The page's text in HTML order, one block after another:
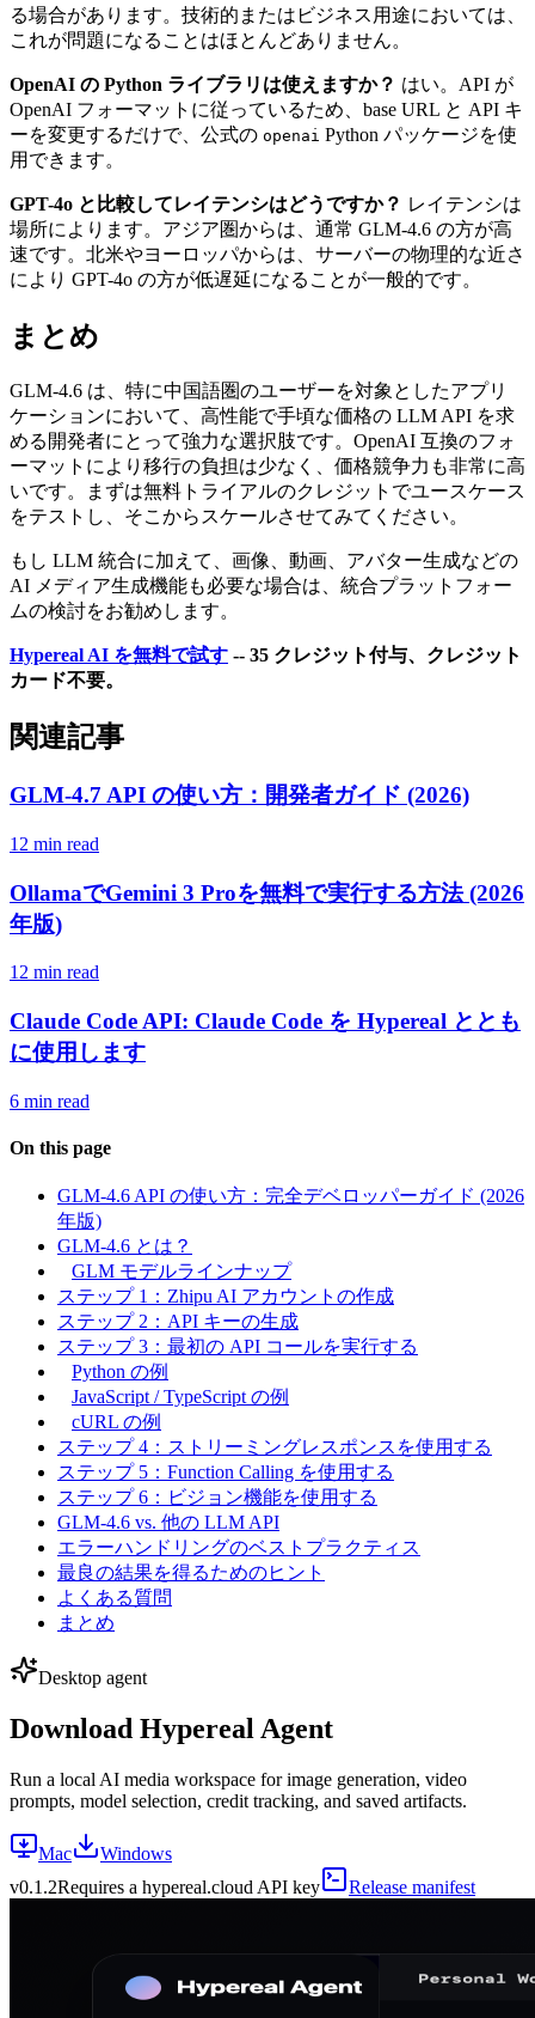
る場合があります。技術的またはビジネス用途においては、
これが問題になることはほとんどありません。
OpenAI の Python ライブラリは使えますか？ はい。API が
OpenAI フォーマットに従っているため、base URL と API キ
ーを変更するだけで、公式の openai Python パッケージを使
用できます。
GPT-4o と比較してレイテンシはどうですか？ レイテンシは
場所によります。アジア圏からは、通常 GLM-4.6 の方が高
速です。北米やヨーロッパからは、サーバーの物理的な近さ
により GPT-4o の方が低遅延になることが一般的です。
まとめ
GLM-4.6 は、特に中国語圏のユーザーを対象としたアプリ
ケーションにおいて、高性能で手頃な価格の LLM API を求
める開発者にとって強力な選択肢です。OpenAI 互換のフォ
ーマットにより移行の負担は少なく、価格競争力も非常に高
いです。まずは無料トライアルのクレジットでユースケース
をテストし、そこからスケールさせてみてください。
もし LLM 統合に加えて、画像、動画、アバター生成などの
AI メディア生成機能も必要な場合は、統合プラットフォー
ムの検討をお勧めします。
Hypereal AI を無料で試す -- 35 クレジット付与、クレジット
カード不要。
関連記事
GLM-4.7 API の使い方：開発者ガイド (2026)
12 min read
OllamaでGemini 3 Proを無料で実行する方法 (2026
年版)
12 min read
Claude Code API: Claude Code を Hypereal ととも
に使用します
6 min read
On this page
GLM-4.6 API の使い方：完全デベロッパーガイド (2026
年版)
GLM-4.6 とは？
GLM モデルラインナップ
ステップ 1：Zhipu AI アカウントの作成
ステップ 2：API キーの生成
ステップ 3：最初の API コールを実行する
Python の例
JavaScript / TypeScript の例
cURL の例
ステップ 4：ストリーミングレスポンスを使用する
ステップ 5：Function Calling を使用する
ステップ 6：ビジョン機能を使用する
GLM-4.6 vs. 他の LLM API
エラーハンドリングのベストプラクティス
最良の結果を得るためのヒント
よくある質問
まとめ
Desktop agent
Download Hypereal Agent
Run a local AI media workspace for image generation, video
prompts, model selection, credit tracking, and saved artifacts.
Mac
Windows
v0.1.2Requires a hypereal.cloud API key Release manifest